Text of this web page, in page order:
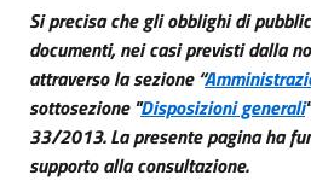
Si precisa che gli obblighi di
documenti, nei casi previsti dalla
attraverso la sezione “
sottosezione "Disposizioni generali
33/2013. La presente pagina ha
supporto alla consultazione.